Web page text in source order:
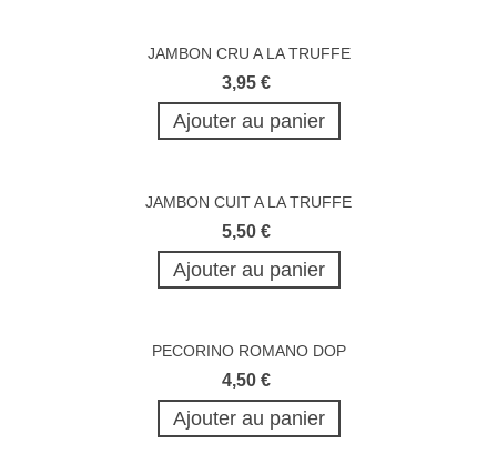
JAMBON CRU A LA TRUFFE
3,95 €
Ajouter au panier
JAMBON CUIT A LA TRUFFE
5,50 €
Ajouter au panier
PECORINO ROMANO DOP
4,50 €
Ajouter au panier